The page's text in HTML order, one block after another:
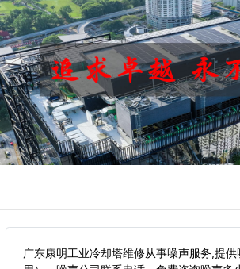
广东康明工业冷却塔维修从事噪声服务,提